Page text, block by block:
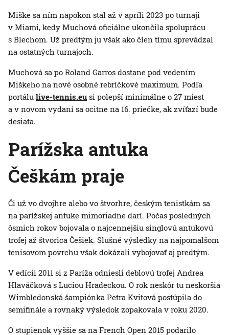
Miške sa ním napokon stal až v apríli 2023 po turnaji
v Miami, kedy Muchová oficiálne ukončila spoluprácu
s Blechom. Už predtým ju však ako člen tímu sprevádzal
na ostatných turnajoch.
Muchová sa po Roland Garros dostane pod vedením
Miškeho na nové osobné rebríčkové maximum. Podľa
portálu live-tennis.eu si polepší minimálne o 27 miest
a v novom vydaní sa ocitne na 16. priečke, ak zvíťazí bude
desiata.
Parížska antuka
Češkám praje
Či už vo dvojhre alebo vo štvorhre, českým tenistkám sa
na parížskej antuke mimoriadne darí. Počas posledných
ôsmich rokov bojovala o najcennejšiu singlovú antukovú
trofej až štvorica Češiek. Slušné výsledky na najpomalšom
tenisovom povrchu však dokázali vybojovať aj predtým.
V edícii 2011 si z Paríža odniesli deblovú trofej Andrea
Hlaváčková s Luciou Hradeckou. O rok neskôr tu neskoršia
Wimbledonská šampiónka Petra Kvitová postúpila do
semifinále a rovnaký výsledok zopakovala v roku 2020.
O stupienok vyššie sa na French Open 2015 podarilo